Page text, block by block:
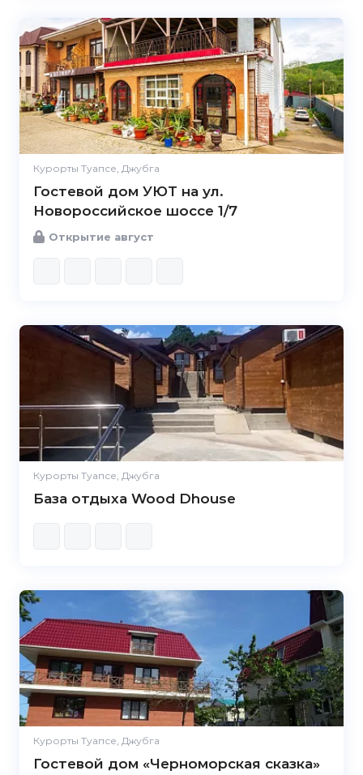
Курорты Туапсе, Джубга
Гостевой дом УЮТ на ул.
Новороссийское шоссе 1/7
Открытие август
Курорты Туапсе, Джубга
База отдыха Wood Dhouse
Курорты Туапсе, Джубга
Гостевой дом «Черноморская сказка»
5.0